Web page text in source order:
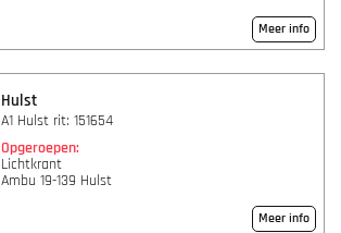
Meer info
Hulst
A1 Hulst rit: 151654
Opgeroepen:
Lichtkrant
Ambu 19-139 Hulst
Meer info